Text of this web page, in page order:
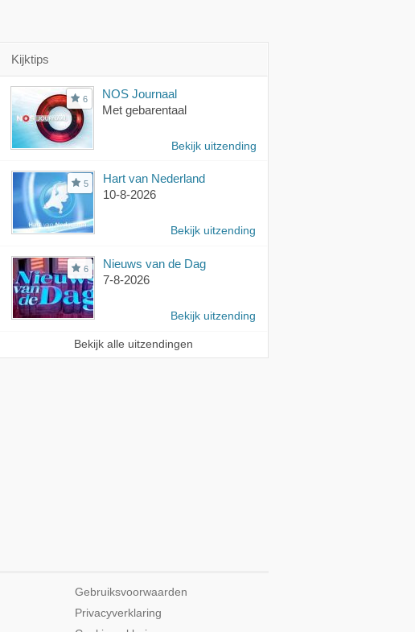
Kijktips
6
NOS Journaal
Met gebarentaal
Bekijk uitzending
5
Hart van Nederland
10-8-2026
Bekijk uitzending
6
Nieuws van de Dag
7-8-2026
Bekijk uitzending
Bekijk alle uitzendingen
Gebruiksvoorwaarden
Privacyverklaring